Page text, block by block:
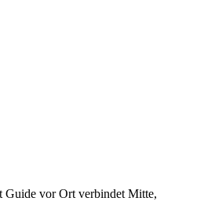
Guide vor Ort verbindet Mitte,